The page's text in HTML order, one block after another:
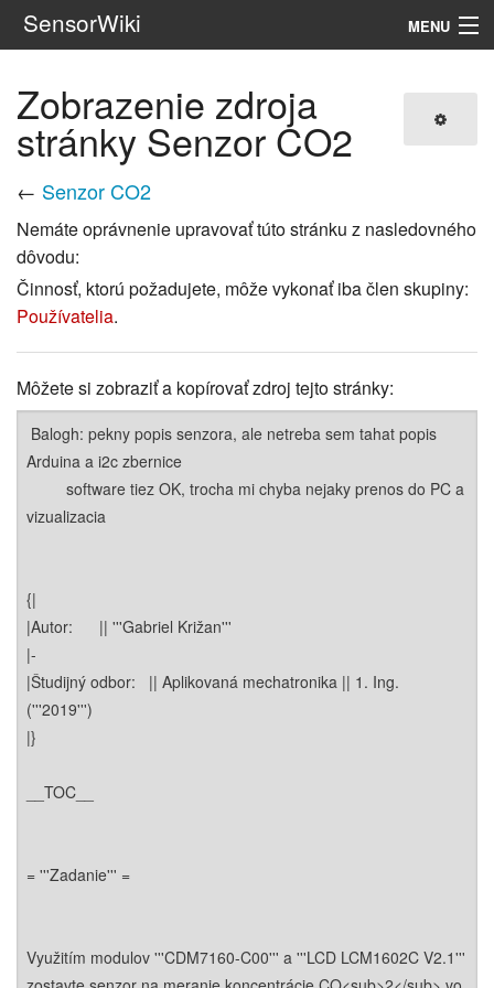
SensorWiki MENU
Hľadať
Zobrazenie zdroja
stránky Senzor CO2
← Senzor CO2
Nemáte oprávnenie upravovať túto stránku z nasledovného
dôvodu:
Činnosť, ktorú požadujete, môže vykonať iba člen skupiny:
Používatelia.
Môžete si zobraziť a kopírovať zdroj tejto stránky: